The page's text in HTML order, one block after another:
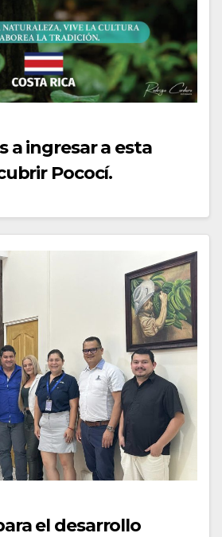
a ingresar a esta
Pococí.
el desarrollo